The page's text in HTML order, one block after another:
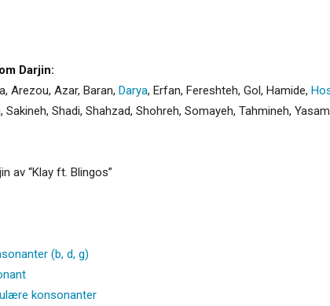
Darjin:
, Arezou, Azar, Baran, Darya, Erfan, Fereshteh, Gol, Hamide,
, Sakineh, Shadi, Shahzad, Shohreh, Somayeh, Tahmineh,
av “Klay ft. Blingos”
(b, d, g)
konsonanter